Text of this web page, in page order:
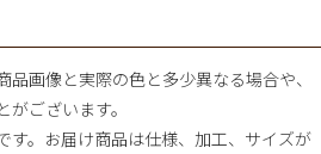
画像と実際の色と多少異なる場合や、
ございます。
。お届け商品は仕様、加工、サイズが